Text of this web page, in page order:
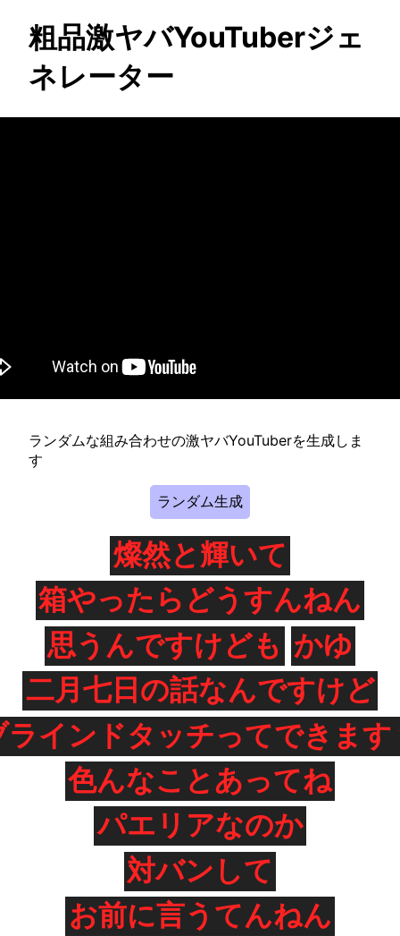
粗品激ヤバYouTuberジェ
ネレーター
ランダムな組み合わせの激ヤバYouTuberを生成しま
す
ランダム生成
燦然と輝いて
箱やったらどうすんねん
思うんですけども かゆ
二月七日の話なんですけど
ラインドタッチってできます
色んなことあってね
パエリアなのか
対バンして
お前に言うてんねん